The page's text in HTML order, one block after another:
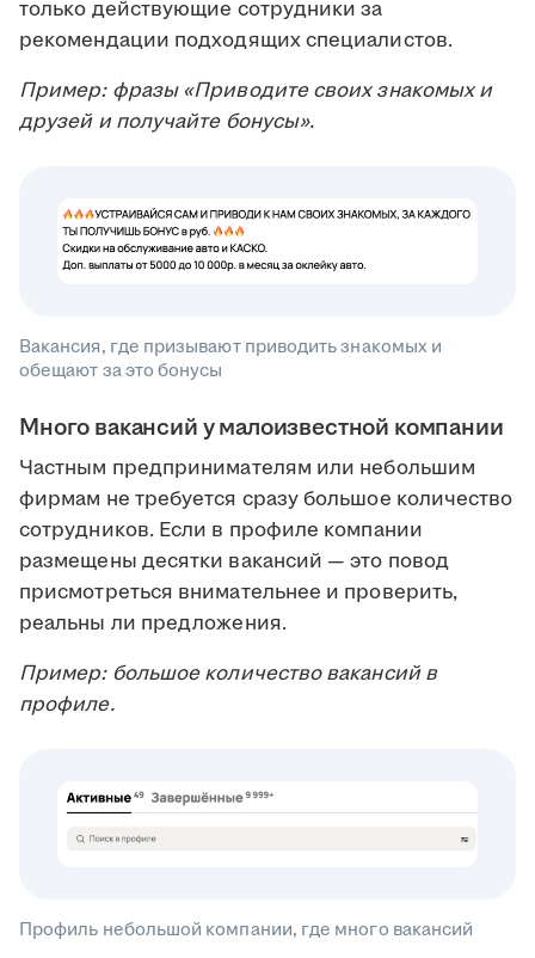
только действующие сотрудники за
рекомендации подходящих специалистов.
Пример: фразы «Приводите своих знакомых и
друзей и получайте бонусы».
Вакансия, где призывают приводить знакомых и
обещают за это бонусы
Много вакансий у малоизвестной компании
Частным предпринимателям или небольшим
фирмам не требуется сразу большое количество
сотрудников. Если в профиле компании
размещены десятки вакансий — это повод
присмотреться внимательнее и проверить,
реальны ли предложения.
Пример: большое количество вакансий в
профиле.
Профиль небольшой компании, где много вакансий